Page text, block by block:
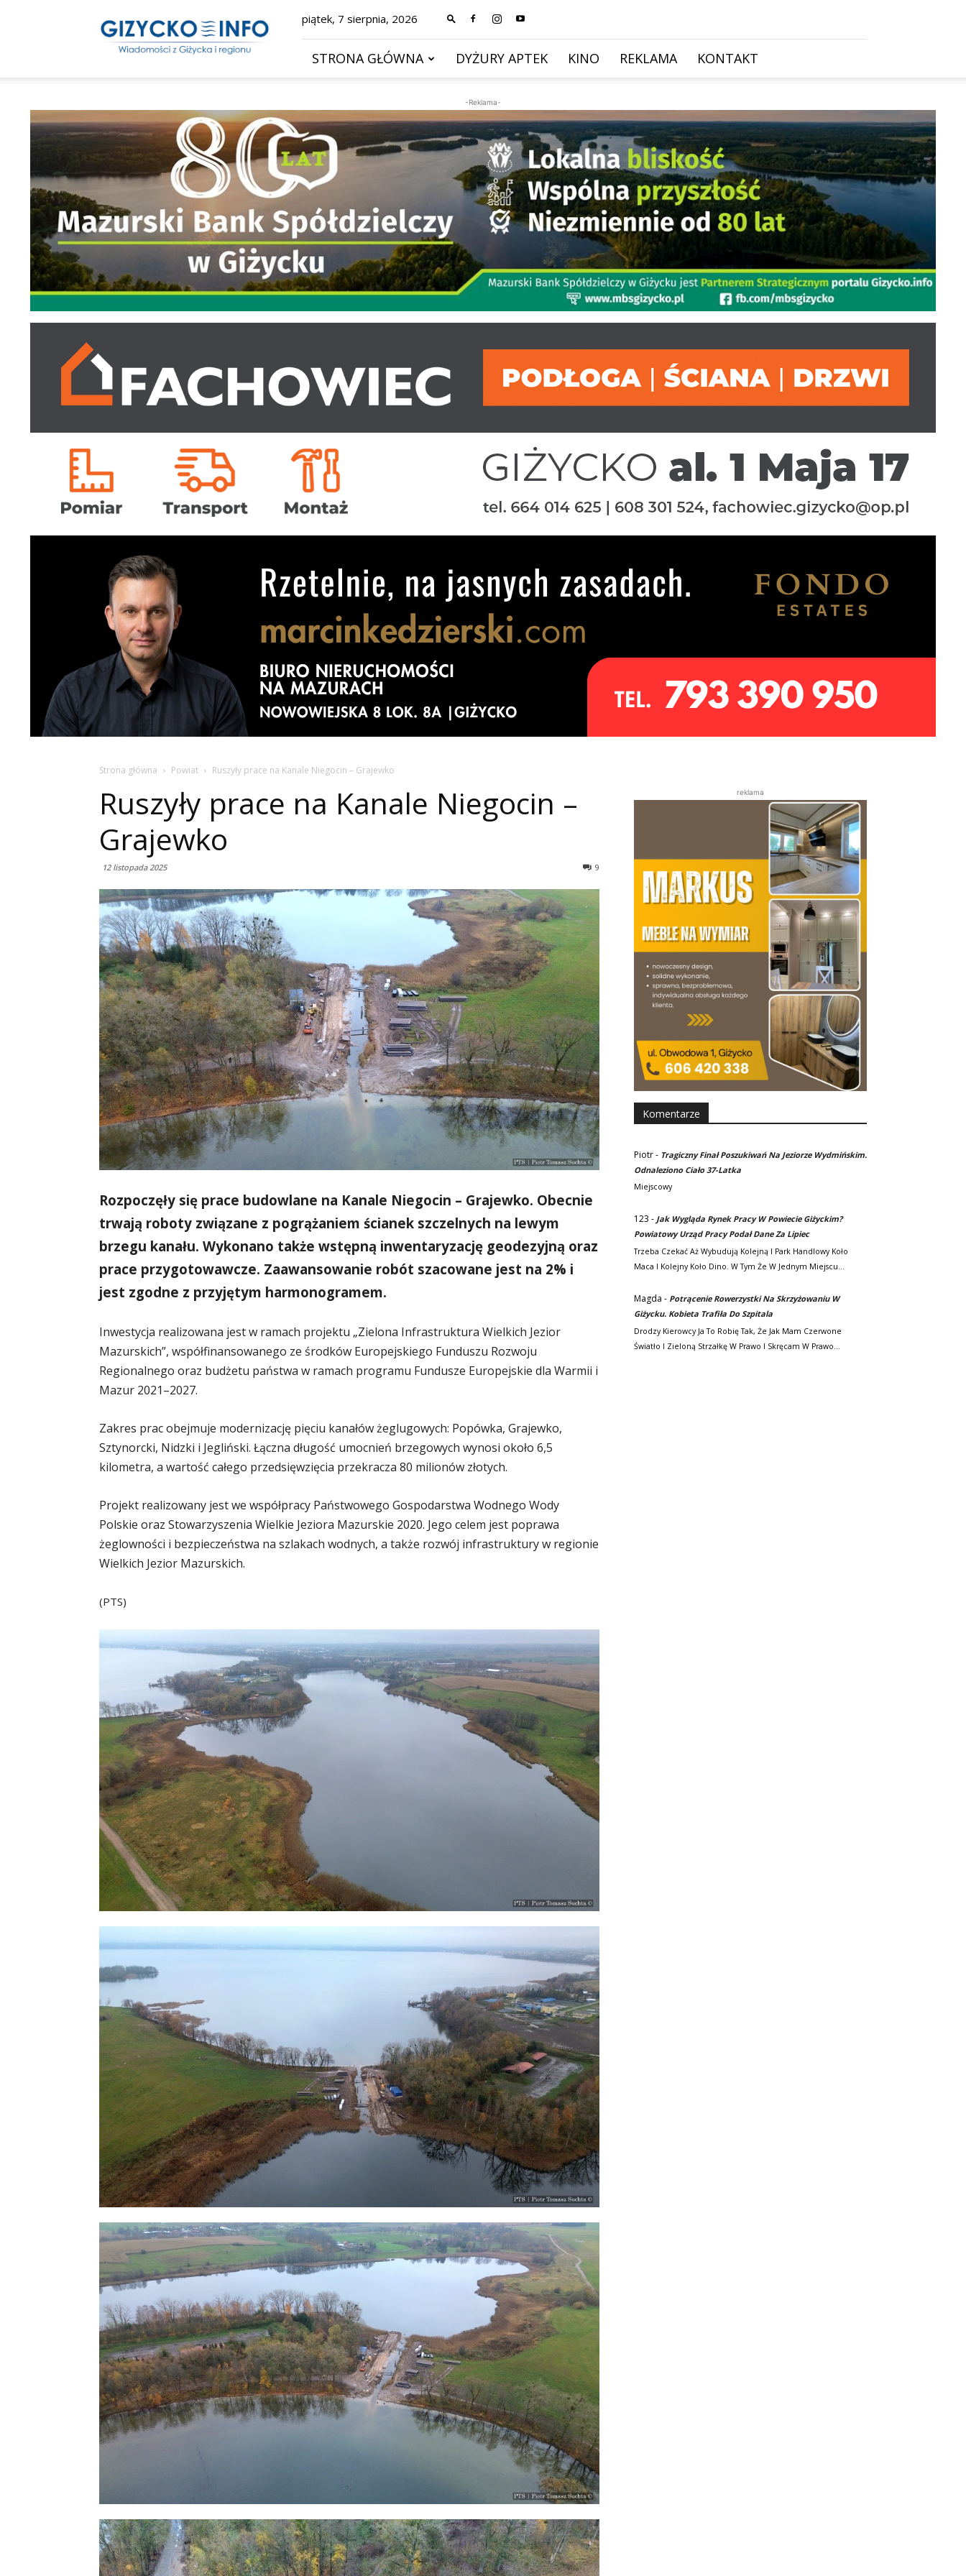
–
wiadomości
piątek, 7 sierpnia, 2026
STRONA GŁÓWNA DYŻURY APTEK KINO REKLAMA KONTAKT
-Reklama-
Strona główna Powiat Ruszyły prace na Kanale Niegocin – Grajewko
Ruszyły prace na Kanale Niegocin –
Grajewko
12 listopada 2025 9
Rozpoczęły się prace budowlane na Kanale Niegocin – Grajewko. Obecnie
trwają roboty związane z pogrążaniem ścianek szczelnych na lewym
brzegu kanału. Wykonano także wstępną inwentaryzację geodezyjną oraz
prace przygotowawcze. Zaawansowanie robót szacowane jest na 2% i
jest zgodne z przyjętym harmonogramem.
Inwestycja realizowana jest w ramach projektu „Zielona Infrastruktura Wielkich Jezior
Mazurskich”, współfinansowanego ze środków Europejskiego Funduszu Rozwoju
Regionalnego oraz budżetu państwa w ramach programu Fundusze Europejskie dla Warmii i
Mazur 2021–2027.
Zakres prac obejmuje modernizację pięciu kanałów żeglugowych: Popówka, Grajewko,
Sztynorcki, Nidzki i Jegliński. Łączna długość umocnień brzegowych wynosi około 6,5
kilometra, a wartość całego przedsięwzięcia przekracza 80 milionów złotych.
Projekt realizowany jest we współpracy Państwowego Gospodarstwa Wodnego Wody
Polskie oraz Stowarzyszenia Wielkie Jeziora Mazurskie 2020. Jego celem jest poprawa
żeglowności i bezpieczeństwa na szlakach wodnych, a także rozwój infrastruktury w regionie
Wielkich Jezior Mazurskich.
(PTS)
reklama
Komentarze
Piotr- Tragiczny Finał Poszukiwań Na Jeziorze Wydmińskim.
Odnaleziono Ciało 37-Latka
Miejscowy
123 - Jak Wygląda Rynek Pracy W Powiecie Giżyckim?
Powiatowy Urząd Pracy Podał Dane Za Lipiec
Trzeba Czekać Aż Wybudują Kolejną I Park Handlowy Koło
Maca I Kolejny Koło Dino. W Tym Że W Jednym Miejscu…
Magda - Potrącenie Rowerzystki Na Skrzyżowaniu W
Giżycku. Kobieta Trafiła Do Szpitala
Drodzy Kierowcy Ja To Robię Tak, Że Jak Mam Czerwone
Światło I Zieloną Strzałkę W Prawo I Skręcam W Prawo…